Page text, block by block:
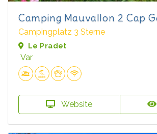
Camping Mauvallon 2 Cap
Campingplatz 3 Sterne
Le Pradet
Var
Website